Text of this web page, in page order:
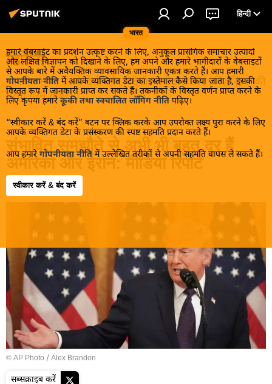
भारत
हिन्दी
हमारे वेबसाईट का प्रदर्शन उत्कृष्ट करने के लिए, अनुकूल प्रासंगिक समाचार उत्पादों
और लक्षित विज्ञापन को दिखाने के लिए, हम अपने और हमारे भागीदारों के वेबसाइटों
से आपके बारे में अवैयक्तिक व्यावसायिक जानकारी एकत्र करते हैं। आप हमारी
गोपनीयता नीति में आपके व्यक्तिगत डेटा का इस्तेमाल कैसे किया जाता है, इसकी
विस्तृत रूप में जानकारी प्राप्त कर सकते हैं। तकनीकों के विस्तृत वर्णन प्राप्त करने के
लिए कृपया हमारे कूकी तथा स्वचालित लॉगिंग नीति पढ़िए।
“स्वीकार करें & बंद करें” बटन पर क्लिक करके आप उपरोक्त लक्ष्य पुरा करने के लिए
आपके व्यक्तिगत डेटा के प्रसंस्करण की स्पष्ट सहमति प्रदान करते हैं।
आप हमारे गोपनीयता नीति में उल्लेखित तरीकों से अपनी सहमति वापस ले सकते हैं।
स्वीकार करें & बंद करें
डिफेंस
भारतीय सेना, इसके देशी और विदेशी भागीदारों और प्रतिद्वन्द्वियों की
गरमा गरम खबरें।
संभावित समझौते से अभी भी बहुत दूर हैं
अमेरिका और ईरान: मीडिया रिपोर्ट
10:15 25.05.2026
© AP Photo / Alex Brandon
सब्सक्राइब करें